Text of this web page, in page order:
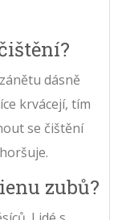
dásně
krvácejí, tím
se čištění
zubů?